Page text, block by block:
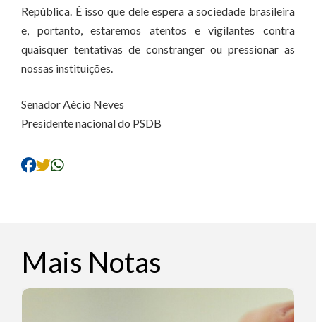
República. É isso que dele espera a sociedade brasileira
e, portanto, estaremos atentos e vigilantes contra
quaisquer tentativas de constranger ou pressionar as
nossas instituições.
Senador Aécio Neves
Presidente nacional do PSDB
Mais Notas